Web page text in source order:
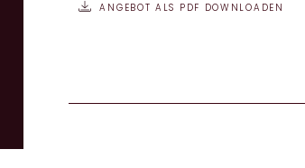
ANGEBOT ALS PDF DOWNLOADEN